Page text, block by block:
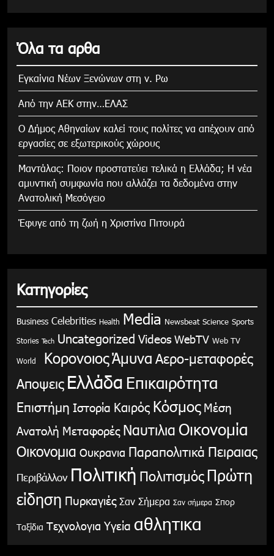
Όλα τα αρθα
Εγκαίνια Νέων Ξενώνων στη ν. Ρω
Από την ΑΕΚ στην…ΕΛΑΣ
Ο Δήμος Αθηναίων καλεί τους πολίτες να απέχουν από
εργασίες σε εξωτερικούς χώρους
Μαντάλας: Ποιον προστατεύει τελικά η Ελλάδα; Η νέα
αμυντική συμφωνία που αλλάζει τα δεδομένα στην
Ανατολική Μεσόγειο
Έφυγε από τη ζωή η Χριστίνα Πιτουρά
Κατηγορίες
Business Celebrities Health Media Newsbeat Science Sports
Stories Tech Uncategorized Videos WebTV Web TV
World ΚορονοιοςΆμυνα Αερο-μεταφορές
Αποψεις Ελλάδα Επικαιρότητα
Επιστήμη Ιστορία Καιρός Κόσμος Μέση
Ανατολή Μεταφορές Ναυτιλια Οικονομία
Οικονομια Ουκρανια Παραπολιτικά Πειραιας
Περιβάλλον Πολιτική Πολιτισμός Πρώτη
είδηση Πυρκαγιές Σαν Σήμερα Σαν σήμερα Σπορ
Ταξίδια Τεχνολογια Υγεία αθλητικα